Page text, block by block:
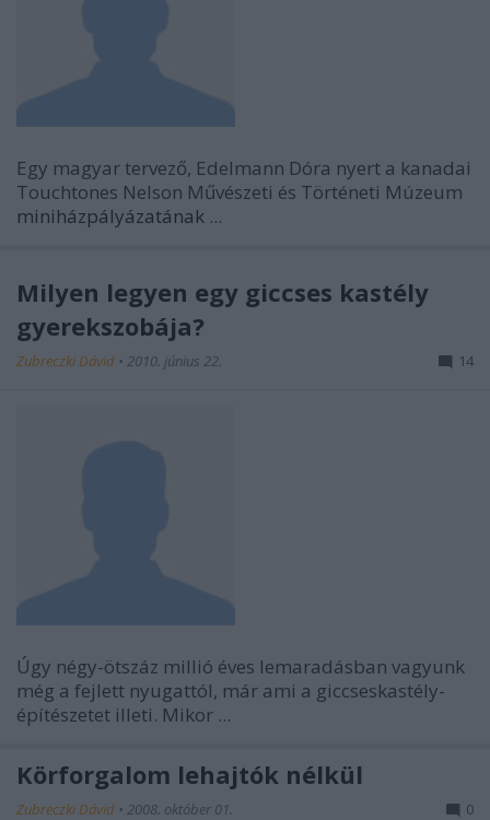
Egy magyar tervező, Edelmann Dóra nyert a kanadai
Touchtones Nelson Művészeti és Történeti Múzeum
miniházpályázatának ...
Milyen legyen egy giccses kastély
gyerekszobája?
Zubreczki Dávid • 2010. június 22. 14
Úgy négy-ötszáz millió éves lemaradásban vagyunk
még a fejlett nyugattól, már ami a giccseskastély-
építészetet illeti. Mikor ...
Körforgalom lehajtók nélkül
Zubreczki Dávid • 2008. október 01. 0